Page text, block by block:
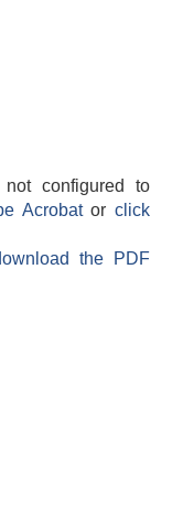
configured to
Acrobatorclick
the PDF